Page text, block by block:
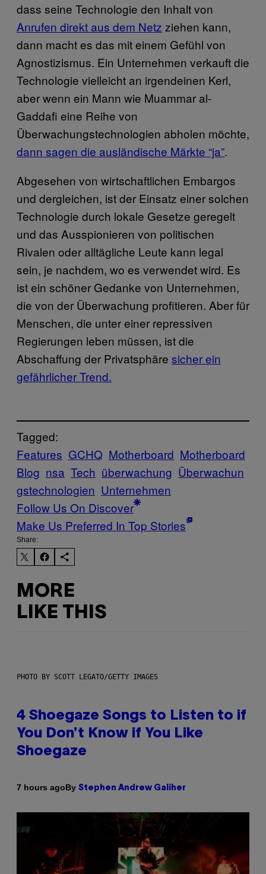
dass seine Technologie den Inhalt von
Anrufen direkt aus dem Netz ziehen kann,
dann macht es das mit einem Gefühl von
Agnostizismus. Ein Unternehmen verkauft die
Technologie vielleicht an irgendeinen Kerl,
aber wenn ein Mann wie Muammar al-
Gaddafi eine Reihe von
Überwachungstechnologien abholen möchte,
dann sagen die ausländische Märkte “ja”.
Abgesehen von wirtschaftlichen Embargos
und dergleichen, ist der Einsatz einer solchen
Technologie durch lokale Gesetze geregelt
und das Ausspionieren von politischen
Rivalen oder alltägliche Leute kann legal
sein, je nachdem, wo es verwendet wird. Es
ist ein schöner Gedanke von Unternehmen,
die von der Überwachung profitieren. Aber für
Menschen, die unter einer repressiven
Regierungen leben müssen, ist die
Abschaffung der Privatsphäre sicher ein
gefährlicher Trend.
Tagged:
Features GCHQ Motherboard Motherboard
Blog nsa Tech überwachung Überwachun
gstechnologien Unternehmen
Follow Us On Discover
Make Us Preferred In Top Stories
Share:
MORE
LIKE THIS
PHOTO BY SCOTT LEGATO/GETTY IMAGES
4 Shoegaze Songs to Listen to if
You Don’t Know if You Like
Shoegaze
7 hours agoBy Stephen Andrew Galiher